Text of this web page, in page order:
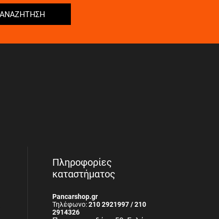
ΑΝΑΖΗΤΗΣΗ
Πληροφορίες
καταστήματος
Pancarshop.gr
Τηλέφωνο:210 2921997 / 210
2914326